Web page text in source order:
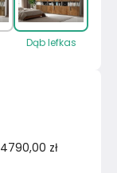
4790,00 zł
Dąb lefkas